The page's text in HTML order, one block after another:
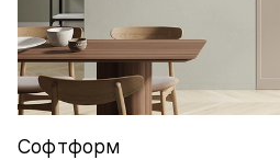
Софтформ